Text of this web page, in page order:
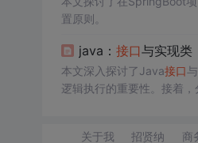
置原则。
java： 接口与实现类
本文深入探讨了Java接口
逻辑执行的重要性。接着
关于我
招贤纳
商